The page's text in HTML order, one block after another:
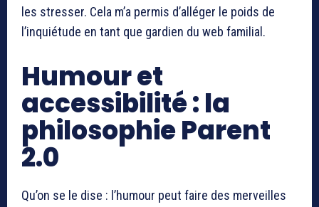
les stresser. Cela m’a permis d’alléger le poids de
l’inquiétude en tant que gardien du web familial.
Humour et
accessibilité : la
philosophie Parent
2.0
Qu’on se le dise : l’humour peut faire des merveilles